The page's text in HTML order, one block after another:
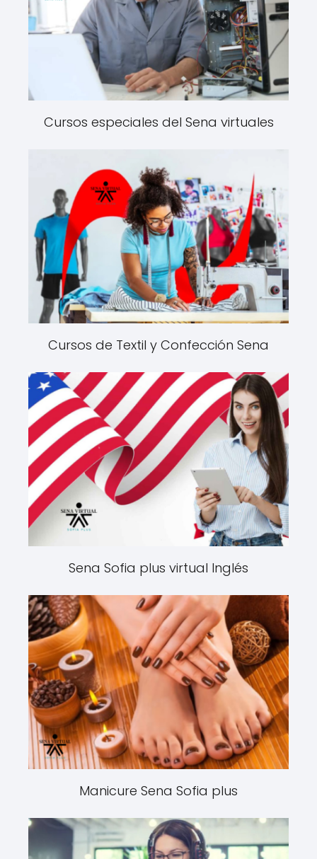
Cursos especiales del Sena virtuales
Cursos de Textil y Confección Sena
Sena Sofia plus virtual Inglés
Manicure Sena Sofia plus